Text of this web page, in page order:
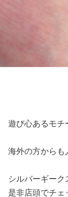
遊び心あるモチ
海外の方からも
シルバーギー
是非店頭でチェ